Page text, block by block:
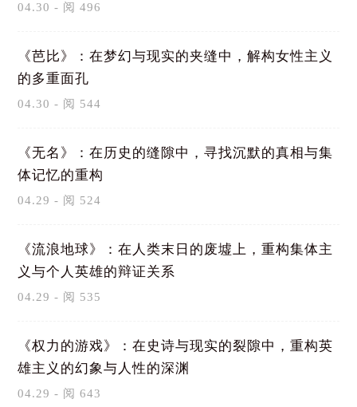
04.30 - 阅 496
《芭比》：在梦幻与现实的夹缝中，解构女性主义
的多重面孔
04.30 - 阅 544
《无名》：在历史的缝隙中，寻找沉默的真相与集
体记忆的重构
04.29 - 阅 524
《流浪地球》：在人类末日的废墟上，重构集体主
义与个人英雄的辩证关系
04.29 - 阅 535
《权力的游戏》：在史诗与现实的裂隙中，重构英
雄主义的幻象与人性的深渊
04.29 - 阅 643